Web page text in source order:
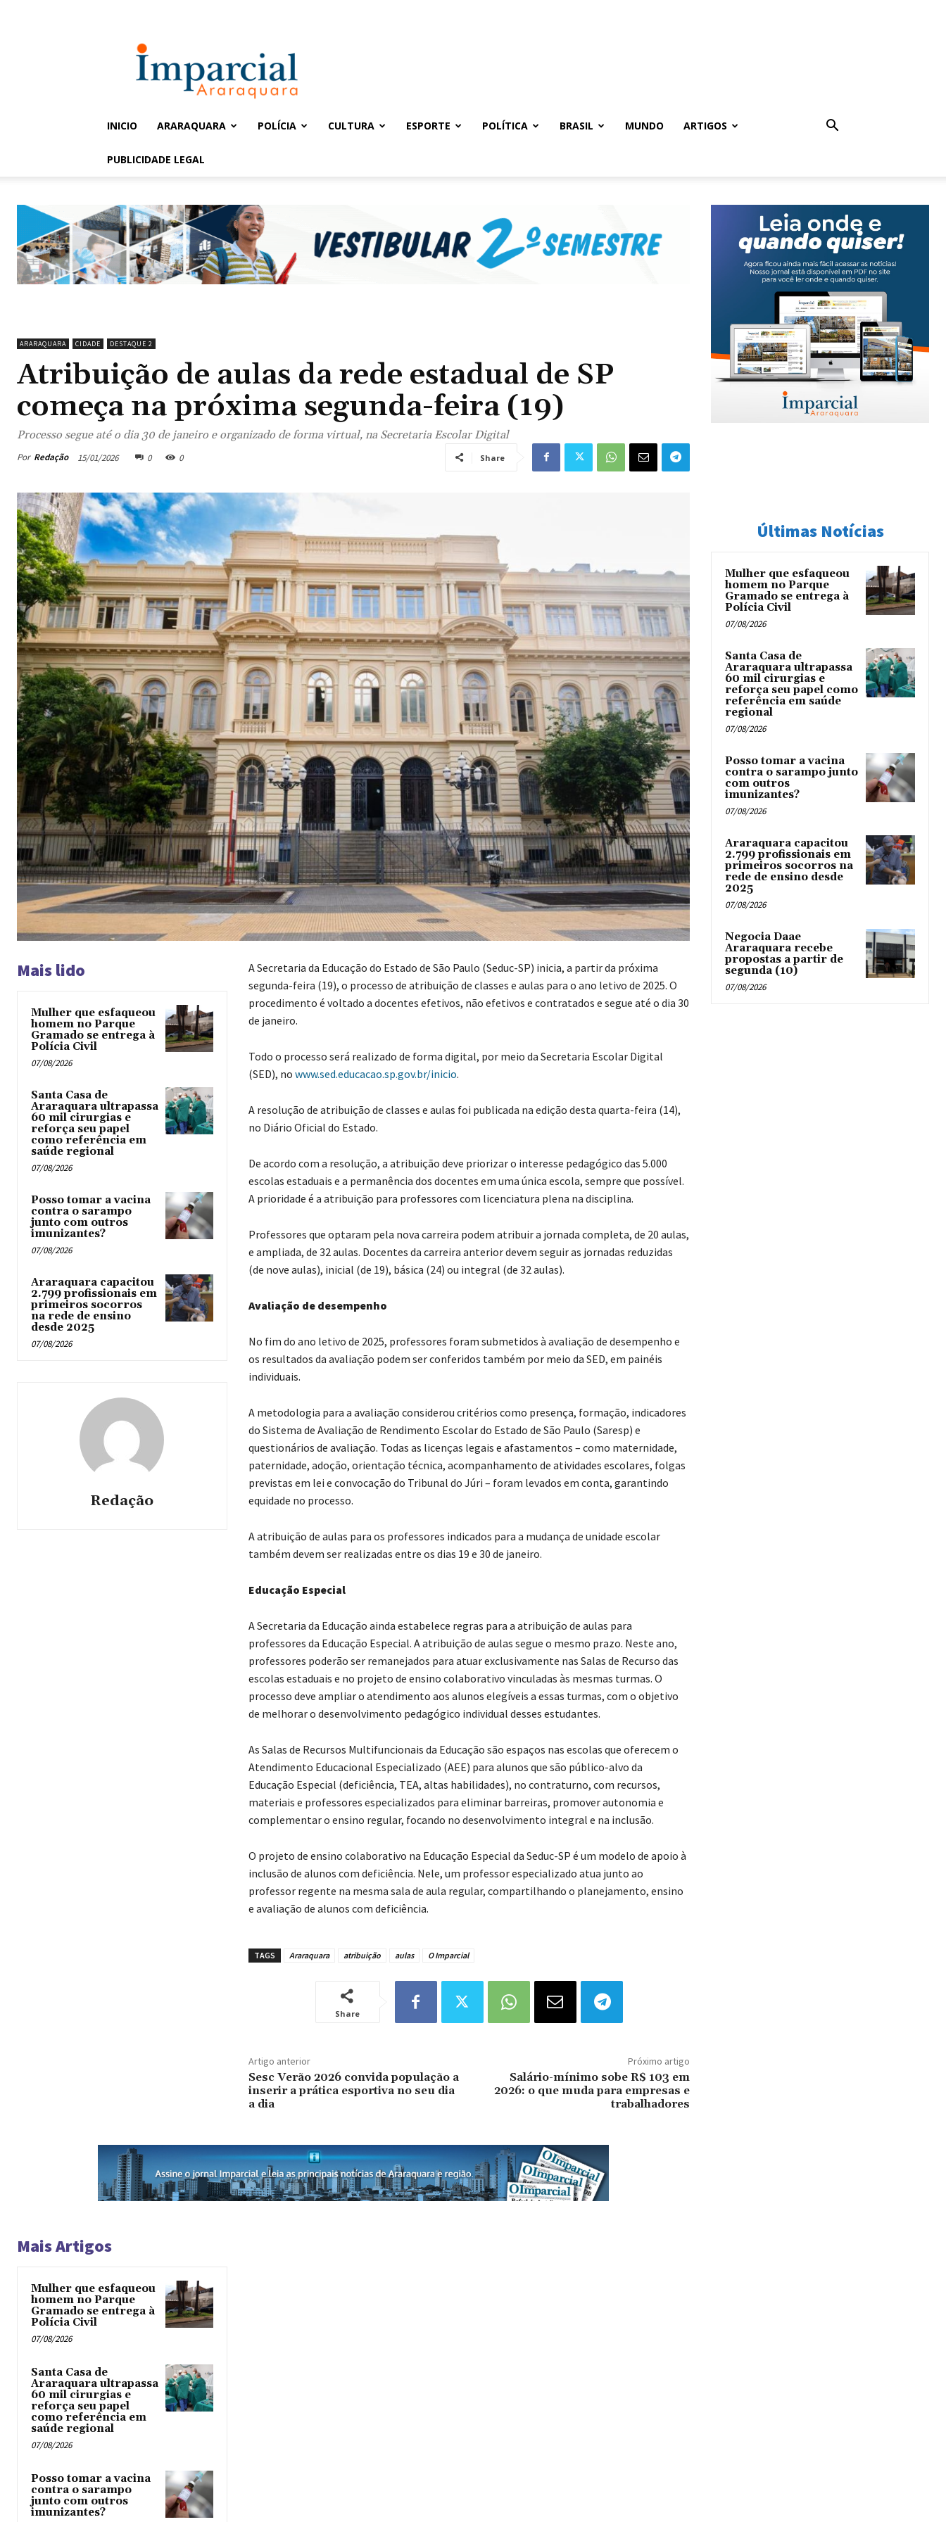
Imparcial
INICIO ARARAQUARA POLÍCIA CULTURA ESPORTE POLÍTICA BRASIL MUNDO ARTIGOS
PUBLICIDADE LEGAL
ARARAQUARA CIDADE DESTAQUE 2
Atribuição de aulas da rede estadual de SP
começa na próxima segunda-feira (19)
Processo segue até o dia 30 de janeiro e organizado de forma virtual, na Secretaria Escolar Digital
Por Redação 15/01/2026 0 0 Share
Mais lido
Mulher que esfaqueou
homem no Parque
Gramado se entrega à
Polícia Civil
07/08/2026
Santa Casa de
Araraquara ultrapassa
60 mil cirurgias e
reforça seu papel
como referência em
saúde regional
07/08/2026
Posso tomar a vacina
contra o sarampo
junto com outros
imunizantes?
07/08/2026
Araraquara capacitou
2.799 profissionais em
primeiros socorros
na rede de ensino
desde 2025
07/08/2026
Redação
A Secretaria da Educação do Estado de São Paulo (Seduc-SP) inicia, a partir da próxima
segunda-feira (19), o processo de atribuição de classes e aulas para o ano letivo de 2025. O
procedimento é voltado a docentes efetivos, não efetivos e contratados e segue até o dia 30
de janeiro.
Todo o processo será realizado de forma digital, por meio da Secretaria Escolar Digital
(SED), no www.sed.educacao.sp.gov.br/inicio.
A resolução de atribuição de classes e aulas foi publicada na edição desta quarta-feira (14),
no Diário Oficial do Estado.
De acordo com a resolução, a atribuição deve priorizar o interesse pedagógico das 5.000
escolas estaduais e a permanência dos docentes em uma única escola, sempre que possível.
A prioridade é a atribuição para professores com licenciatura plena na disciplina.
Professores que optaram pela nova carreira podem atribuir a jornada completa, de 20 aulas,
e ampliada, de 32 aulas. Docentes da carreira anterior devem seguir as jornadas reduzidas
(de nove aulas), inicial (de 19), básica (24) ou integral (de 32 aulas).
Avaliação de desempenho
No fim do ano letivo de 2025, professores foram submetidos à avaliação de desempenho e
os resultados da avaliação podem ser conferidos também por meio da SED, em painéis
individuais.
A metodologia para a avaliação considerou critérios como presença, formação, indicadores
do Sistema de Avaliação de Rendimento Escolar do Estado de São Paulo (Saresp) e
questionários de avaliação. Todas as licenças legais e afastamentos – como maternidade,
paternidade, adoção, orientação técnica, acompanhamento de atividades escolares, folgas
previstas em lei e convocação do Tribunal do Júri – foram levados em conta, garantindo
equidade no processo.
A atribuição de aulas para os professores indicados para a mudança de unidade escolar
também devem ser realizadas entre os dias 19 e 30 de janeiro.
Educação Especial
A Secretaria da Educação ainda estabelece regras para a atribuição de aulas para
professores da Educação Especial. A atribuição de aulas segue o mesmo prazo. Neste ano,
professores poderão ser remanejados para atuar exclusivamente nas Salas de Recurso das
escolas estaduais e no projeto de ensino colaborativo vinculadas às mesmas turmas. O
processo deve ampliar o atendimento aos alunos elegíveis a essas turmas, com o objetivo
de melhorar o desenvolvimento pedagógico individual desses estudantes.
As Salas de Recursos Multifuncionais da Educação são espaços nas escolas que oferecem o
Atendimento Educacional Especializado (AEE) para alunos que são público-alvo da
Educação Especial (deficiência, TEA, altas habilidades), no contraturno, com recursos,
materiais e professores especializados para eliminar barreiras, promover autonomia e
complementar o ensino regular, focando no desenvolvimento integral e na inclusão.
O projeto de ensino colaborativo na Educação Especial da Seduc-SP é um modelo de apoio à
inclusão de alunos com deficiência. Nele, um professor especializado atua junto ao
professor regente na mesma sala de aula regular, compartilhando o planejamento, ensino
e avaliação de alunos com deficiência.
TAGS Araraquara atribuição aulas O Imparcial
Share
Artigo anterior
Sesc Verão 2026 convida população a
inserir a prática esportiva no seu dia
a dia
Próximo artigo
Salário-mínimo sobe R$ 103 em
2026: o que muda para empresas e
trabalhadores
Mais Artigos
Mulher que esfaqueou
homem no Parque
Gramado se entrega à
Polícia Civil
07/08/2026
Santa Casa de
Araraquara ultrapassa
60 mil cirurgias e
reforça seu papel
como referência em
saúde regional
07/08/2026
Posso tomar a vacina
contra o sarampo
junto com outros
imunizantes?
Últimas Notícias
Mulher que esfaqueou
homem no Parque
Gramado se entrega à
Polícia Civil
07/08/2026
Santa Casa de
Araraquara ultrapassa
60 mil cirurgias e
reforça seu papel como
referência em saúde
regional
07/08/2026
Posso tomar a vacina
contra o sarampo junto
com outros
imunizantes?
07/08/2026
Araraquara capacitou
2.799 profissionais em
primeiros socorros na
rede de ensino desde
2025
07/08/2026
Negocia Daae
Araraquara recebe
propostas a partir de
segunda (10)
07/08/2026